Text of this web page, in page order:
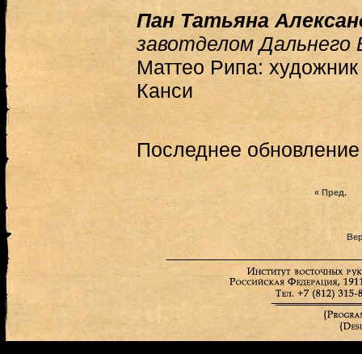
Пан Татьяна
завотделом
Маттео Рипа:
Канси
Последнее
« Пред.